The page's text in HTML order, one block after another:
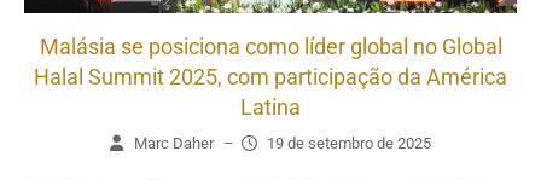
Malásia se posiciona como líder global no Global
Halal Summit 2025, com participação da América
Latina
Marc Daher – 19 de setembro de 2025